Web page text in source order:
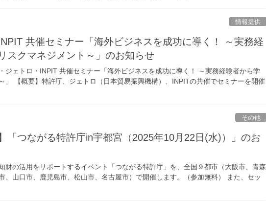
情報提供
共催セミナー「海外ビジネスを成功に導く！ ～実務経
スクマネジメント～」のお知らせ
ジェトロ・INPIT 共催セミナー「海外ビジネスを成功に導く！ ～実務経験者から学
」 【概要】特許庁、ジェトロ（日本貿易振興機構）、INPITの共催でセミナーを開催
その他
「つながる特許庁in宇都宮（2025年10月22日(水)）」のお
財の活用をサポートするイベント「つながる特許庁」を、全国９都市（大阪市、青森
、山口市、鹿児島市、松山市、名古屋市）で開催します。（参加無料） また、セッ